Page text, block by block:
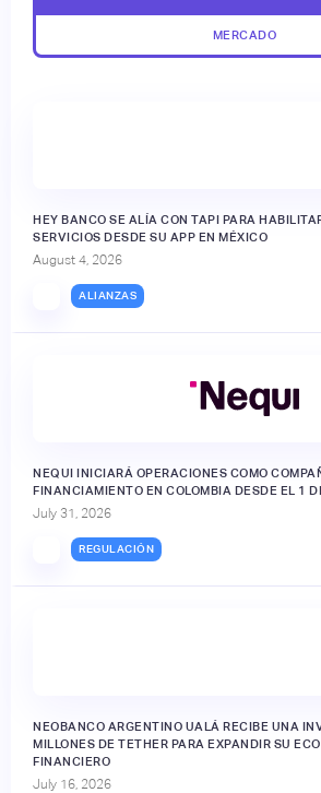
MERCADO
HEY BANCO SE ALÍA CON TAPI PARA
SERVICIOS DESDE SU APP EN MÉXICO
August 4, 2026
ALIANZAS
NEQUI INICIARÁ OPERACIONES COMO
FINANCIAMIENTO EN COLOMBIA DESDE EL 1
July 31, 2026
REGULACIÓN
NEOBANCO ARGENTINO UALÁ RECIBE UNA
MILLONES DE TETHER PARA EXPANDIR SU
FINANCIERO
July 16, 2026